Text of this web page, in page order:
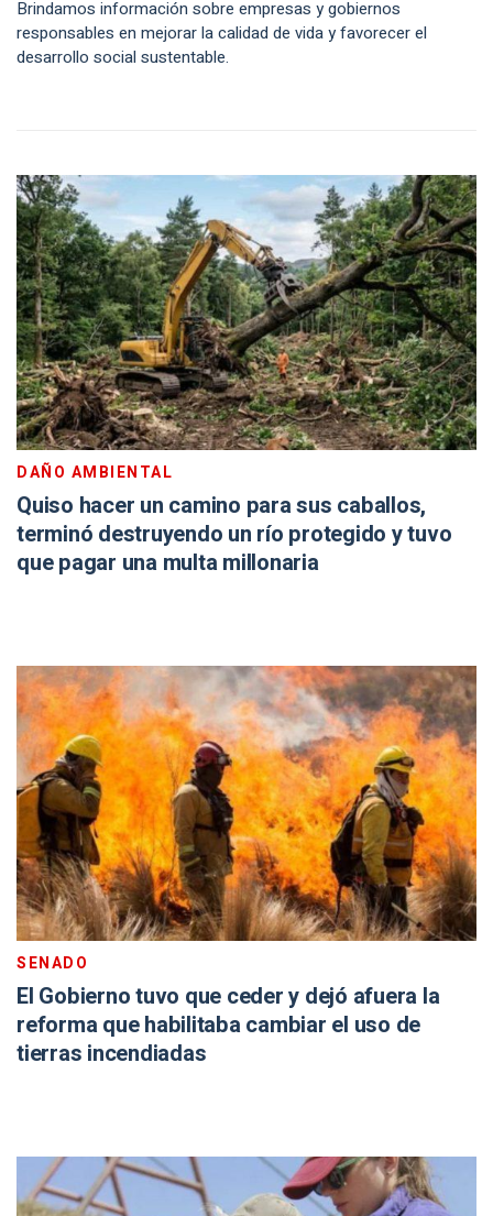
Brindamos información sobre empresas y gobiernos
responsables en mejorar la calidad de vida y favorecer el
desarrollo social sustentable.
DAÑO AMBIENTAL
Quiso hacer un camino para sus caballos,
terminó destruyendo un río protegido y tuvo
que pagar una multa millonaria
SENADO
El Gobierno tuvo que ceder y dejó afuera la
reforma que habilitaba cambiar el uso de
tierras incendiadas